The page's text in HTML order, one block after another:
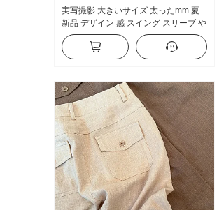
実写撮影 大きいサイズ 太ったmm 夏
新品 デザイン 感 スイング スリーブ や
せている t カジュアル スリム効果 スリ
ムフィット 底打ち トップス